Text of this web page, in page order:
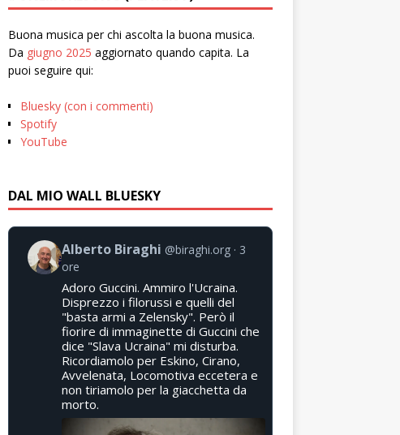
Buona musica per chi ascolta la buona musica.
Da giugno 2025 aggiornato quando capita. La
puoi seguire qui:
Bluesky (con i commenti)
Spotify
YouTube
DAL MIO WALL BLUESKY
Alberto Biraghi @biraghi.org
3
ore
Adoro Guccini. Ammiro l'Ucraina.
Disprezzo i filorussi e quelli del
"basta armi a Zelensky". Però il
fiorire di immaginette di Guccini che
dice "Slava Ucraina" mi disturba.
Ricordiamolo per Eskino, Cirano,
Avvelenata, Locomotiva eccetera e
non tiriamolo per la giacchetta da
morto.